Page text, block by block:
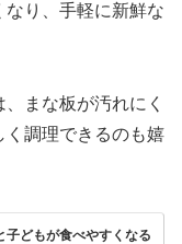
り、手軽に新鮮な
まな板が汚れにく
く調理できるのも嬉
子どもが食べやすくなる